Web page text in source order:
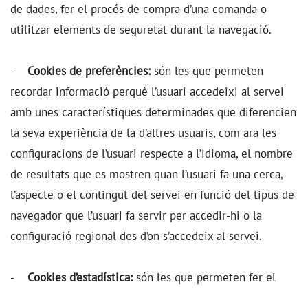
de dades, fer el procés de compra d’una comanda o
utilitzar elements de seguretat durant la navegació.
- Cookies de preferències:són les que permeten
recordar informació perquè l’usuari accedeixi al servei
amb unes característiques determinades que diferencien
la seva experiència de la d’altres usuaris, com ara les
configuracions de l’usuari respecte a l’idioma, el nombre
de resultats que es mostren quan l’usuari fa una cerca,
l’aspecte o el contingut del servei en funció del tipus de
navegador que l’usuari fa servir per accedir-hi o la
configuració regional des d’on s’accedeix al servei.
- Cookies d’estadística:són les que permeten fer el